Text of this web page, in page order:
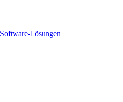
Software-Lösungen